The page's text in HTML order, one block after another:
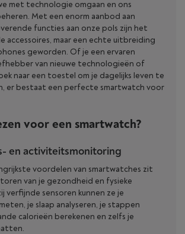
met technologie omgaan en ons
Met een enorm aanbod aan
functies aan onze pols zijn het
accessoires, maar een echte uitbreiding
geworden. Of je een ervaren
van nieuwe technologieën of
naar een toestel om je dagelijks leven te
er bestaat een perfecte smartwatch voor
voor een smartwatch?
en activiteitsmonitoring
voordelen van smartwatches zit
van je gezondheid en fysieke
verfijnde sensoren kunnen ze je
je slaap analyseren, je stappen
calorieën berekenen en zelfs je